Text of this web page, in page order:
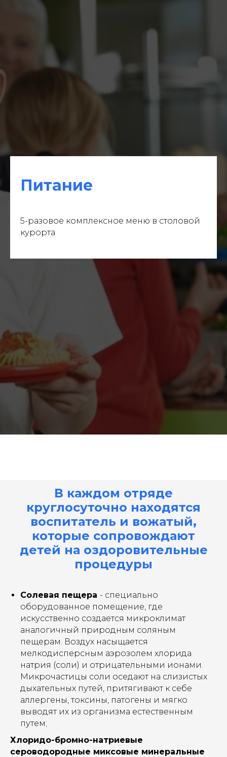
Питание
5-разовое комплексное меню в столовой
курорта
В каждом отряде
круглосуточно находятся
воспитатель и вожатый,
которые сопровождают
детей на оздоровительные
процедуры
Солевая пещера - специально
оборудованное помещение, где
искусственно создается микроклимат
аналогичный природным соляным
пещерам. Воздух насыщается
мелкодисперсным аэрозолем хлорида
натрия (соли) и отрицательными ионами.
Микрочастицы соли оседают на слизистых
дыхательных путей, притягивают к себе
аллергены, токсины, патогены и мягко
выводят их из организма естественным
путем;
Хлоридо-бромно-натриевые
сероводородные миксовые минеральные